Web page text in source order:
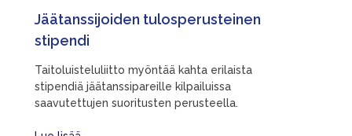
Jäätanssijoiden tulosperusteinen
stipendi
Taitoluisteluliitto myöntää kahta erilaista
stipendiä jäätanssipareille kilpailuissa
saavutettujen suoritusten perusteella.